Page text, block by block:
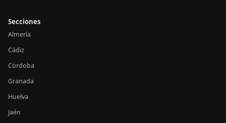
Secciones
Almería
Cádiz
Córdoba
Granada
Huelva
Jaén